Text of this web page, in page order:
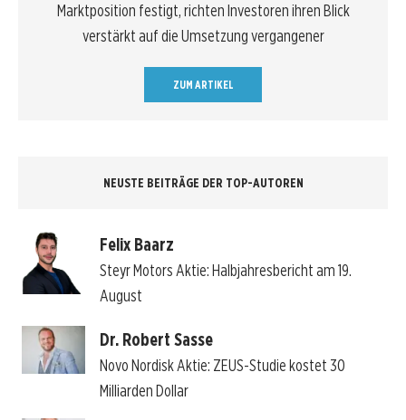
Marktposition festigt, richten Investoren ihren Blick
verstärkt auf die Umsetzung vergangener
ZUM ARTIKEL
NEUSTE BEITRÄGE DER TOP-AUTOREN
Felix Baarz
Steyr Motors Aktie: Halbjahresbericht am 19.
August
Dr. Robert Sasse
Novo Nordisk Aktie: ZEUS-Studie kostet 30
Milliarden Dollar